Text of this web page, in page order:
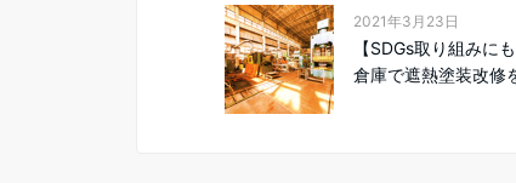
2021年3月23日
【SDGs取り組みに
倉庫で遮熱塗装改修